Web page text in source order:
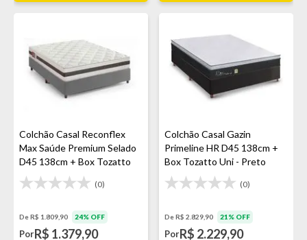
Colchão Casal Reconflex
Max Saúde Premium Selado
D45 138cm + Box Tozatto
Uni Cinza
(0)
De R$ 1.809,90 24% OFF
PorR$ 1.379,90
Colchão Casal Gazin
Primeline HR D45 138cm +
Box Tozatto Uni - Preto
(0)
De R$ 2.829,90 21% OFF
PorR$ 2.229,90